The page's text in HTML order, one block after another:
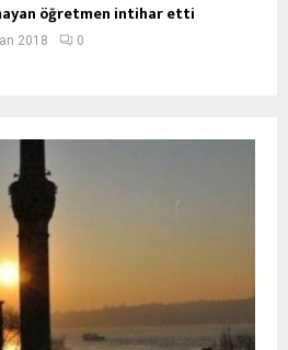
öğretmen intihar etti
2018 0